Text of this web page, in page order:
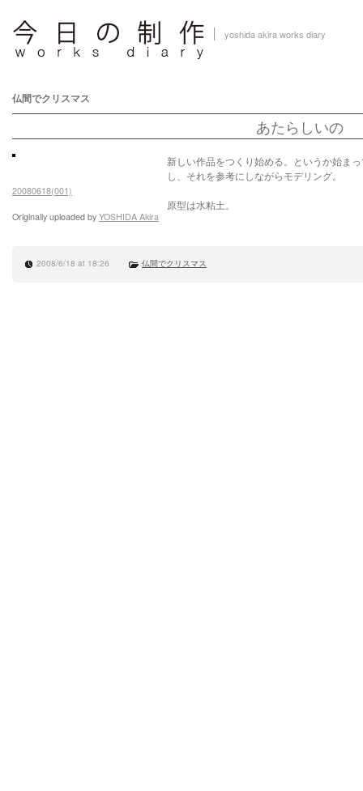
yoshida akira works diary
仏間でクリスマス
あたらしいの
20080618(001)
Originally uploaded by YOSHIDA Akira
新しい作品をつくり始める。というか始ま
し、それを参考にしながらモデリング。
原型は水粘土。
2008/6/18 at 18:26 仏間でクリスマス